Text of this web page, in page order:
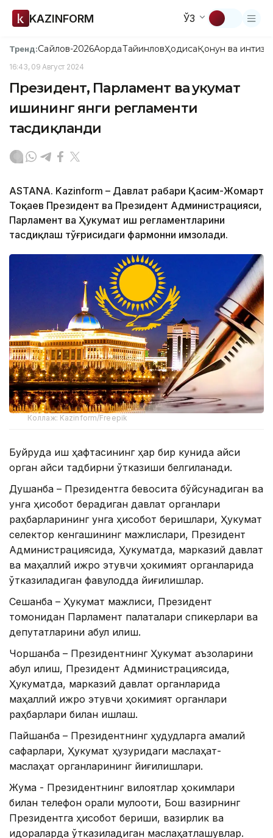
KAZINFORM ЎЗ
Тренд:Сайлов-2026АқордаТайинловҲодисаҚонун ва
16:43, 09 Август 2024
Президент, Парламент ва Ҳукумат
ишининг янги регламенти
тасдиқланди
ASTANA. Kazinform – Давлат раҳбари Қасим-Жомарт
Тоқаев Президент ва Президент Администрацияси,
Парламент ва Ҳукумат иш регламентларини
тасдиқлаш тўғрисидаги фармонни имзолади.
Коллаж: Kazinform/Freepik
Буйруқда иш ҳафтасининг ҳар бир кунида қайси
орган қайси тадбирни ўтказиши белгиланади.
Душанба – Президентга бевосита бўйсунадиган ва
унга ҳисобот берадиган давлат органлари
раҳбарларининг унга ҳисобот беришлари, Ҳукумат
селектор кенгашининг мажлислари, Президент
Администрациясида, Ҳукуматда, марказий давлат
ва маҳаллий ижро этувчи ҳокимият органларида
ўтказиладиган фавқулодда йиғилишлар.
Сешанба – Ҳукумат мажлиси, Президент
томонидан Парламент палаталари спикерлари ва
депутатларини қабул қилиш.
Чоршанба – Президентнинг Ҳукумат аъзоларини
қабул қилиш, Президент Администрациясида,
Ҳукуматда, марказий давлат органларида
маҳаллий ижро этувчи ҳокимият органлари
раҳбарлари билан ишлаш.
Пайшанба – Президентнинг ҳудудларга амалий
сафарлари, Ҳукумат ҳузуридаги маслаҳат-
маслаҳат органларининг йиғилишлари.
Жума - Президентнинг вилоятлар ҳокимлари
билан телефон орқали мулоқоти, Бош вазирнинг
Президентга ҳисобот бериши, вазирлик ва
идораларда ўтказиладиган маслаҳатлашувлар.